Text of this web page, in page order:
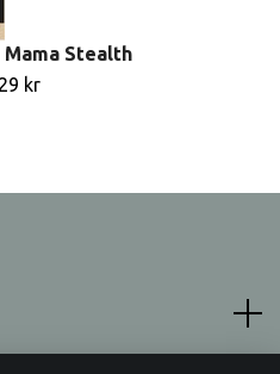
Stealth
kr